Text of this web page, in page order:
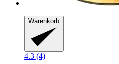
Warenkorb
4.3 (4)